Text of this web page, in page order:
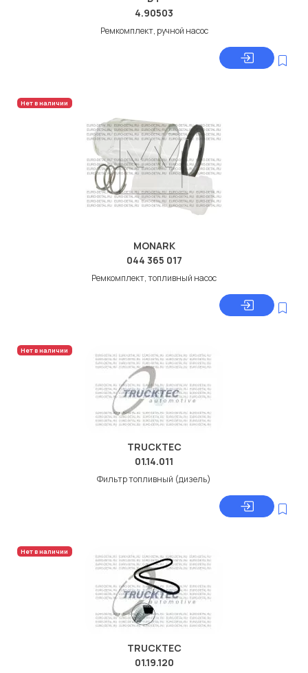
4.90503
Ремкомплект, ручной насос
Нет в наличии
MONARK
044 365 017
Ремкомплект, топливный насос
Нет в наличии
TRUCKTEC
01.14.011
Фильтр топливный (дизель)
Нет в наличии
TRUCKTEC
01.19.120